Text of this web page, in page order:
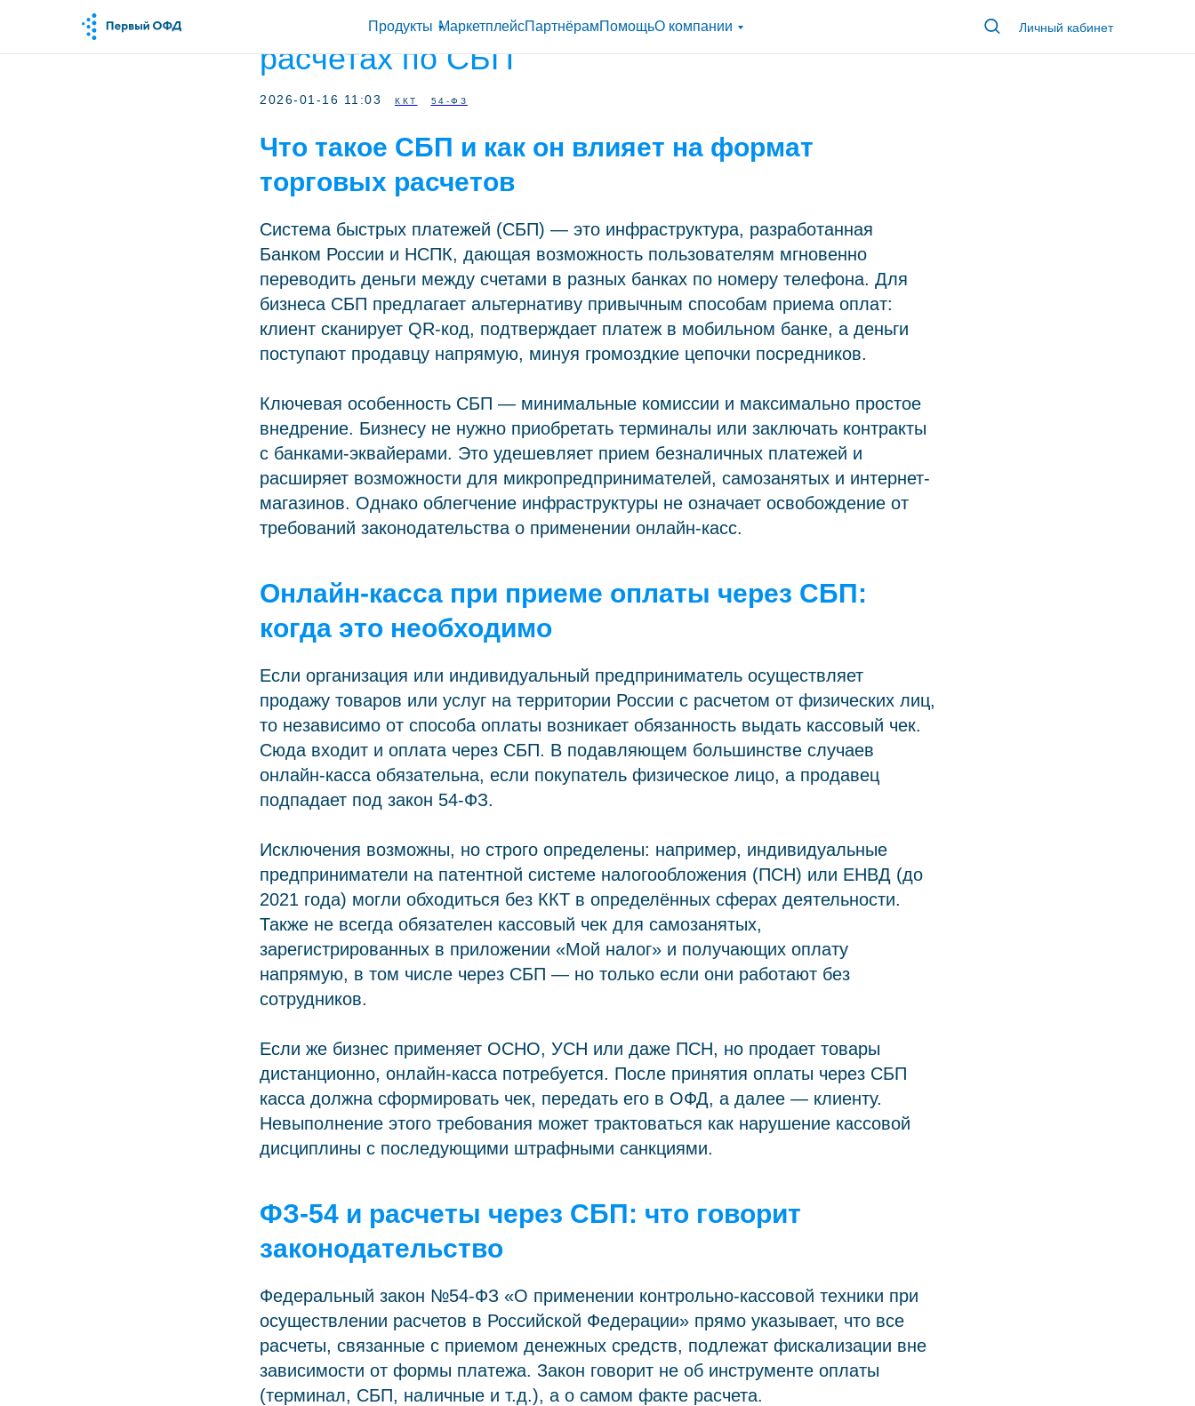
Продукты МаркетплейсПартнёрамПомощьО компании Личный кабинет
Нужно ли оформлять онлайн-кассу при
расчетах по СБП
2026-01-16 11:03 ККТ 54-ФЗ
Что такое СБП и как он влияет на формат
торговых расчетов
Система быстрых платежей (СБП) — это инфраструктура, разработанная
Банком России и НСПК, дающая возможность пользователям мгновенно
переводить деньги между счетами в разных банках по номеру телефона. Для
бизнеса СБП предлагает альтернативу привычным способам приема оплат:
клиент сканирует QR-код, подтверждает платеж в мобильном банке, а деньги
поступают продавцу напрямую, минуя громоздкие цепочки посредников.
Ключевая особенность СБП — минимальные комиссии и максимально простое
внедрение. Бизнесу не нужно приобретать терминалы или заключать контракты
с банками-эквайерами. Это удешевляет прием безналичных платежей и
расширяет возможности для микропредпринимателей, самозанятых и интернет-
магазинов. Однако облегчение инфраструктуры не означает освобождение от
требований законодательства о применении онлайн-касс.
Онлайн-касса при приеме оплаты через СБП:
когда это необходимо
Если организация или индивидуальный предприниматель осуществляет
продажу товаров или услуг на территории России с расчетом от физических лиц,
то независимо от способа оплаты возникает обязанность выдать кассовый чек.
Сюда входит и оплата через СБП. В подавляющем большинстве случаев
онлайн-касса обязательна, если покупатель физическое лицо, а продавец
подпадает под закон 54-ФЗ.
Исключения возможны, но строго определены: например, индивидуальные
предприниматели на патентной системе налогообложения (ПСН) или ЕНВД (до
2021 года) могли обходиться без ККТ в определённых сферах деятельности.
Также не всегда обязателен кассовый чек для самозанятых,
зарегистрированных в приложении «Мой налог» и получающих оплату
напрямую, в том числе через СБП — но только если они работают без
сотрудников.
Если же бизнес применяет ОСНО, УСН или даже ПСН, но продает товары
дистанционно, онлайн-касса потребуется. После принятия оплаты через СБП
касса должна сформировать чек, передать его в ОФД, а далее — клиенту.
Невыполнение этого требования может трактоваться как нарушение кассовой
дисциплины с последующими штрафными санкциями.
ФЗ-54 и расчеты через СБП: что говорит
законодательство
Федеральный закон №54-ФЗ «О применении контрольно-кассовой техники при
осуществлении расчетов в Российской Федерации» прямо указывает, что все
расчеты, связанные с приемом денежных средств, подлежат фискализации вне
зависимости от формы платежа. Закон говорит не об инструменте оплаты
(терминал, СБП, наличные и т.д.), а о самом факте расчета.